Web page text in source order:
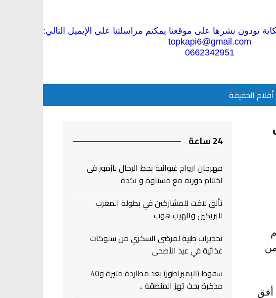
تودون نشرها على موقعنا يمكنم مراسلتنا على الإيميل التالي:
topkapi6@gmail.com
0662342951
أقلام الحقيقة
في أفق
24 ساعة
مهرجان ارواح غيوانية يحط الرحال بازمور في
اختتام دورته مع مسناوة و تكدة
تألق لافت للمشاركين في بطولة المغرب
للبريكين والهيب هوب
تحذيرات طبية لمرضى السكري من سلوكات
غذائية في عيد الأضحى
سقوط (الإمبراطور) بعد مطاردة متيرة و40
مذكرة بحث تهز المنطقة ..